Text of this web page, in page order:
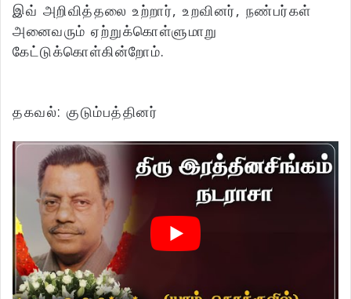
இவ் அறிவித்தலை உற்றார், உறவினர், நண்பர்கள்
அனைவரும் ஏற்றுக்கொள்ளுமாறு
கேட்டுக்கொள்கின்றோம்.
தகவல்: குடும்பத்தினர்